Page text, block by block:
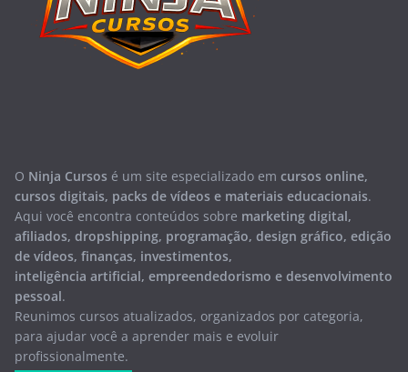
O Ninja Cursos é um site especializado em cursos online,
cursos digitais, packs de vídeos e materiais educacionais.
Aqui você encontra conteúdos sobre marketing digital,
afiliados, dropshipping, programação, design gráfico, edição
de vídeos, finanças, investimentos,
inteligência artificial, empreendedorismo e desenvolvimento
pessoal.
Reunimos cursos atualizados, organizados por categoria,
para ajudar você a aprender mais e evoluir
profissionalmente.